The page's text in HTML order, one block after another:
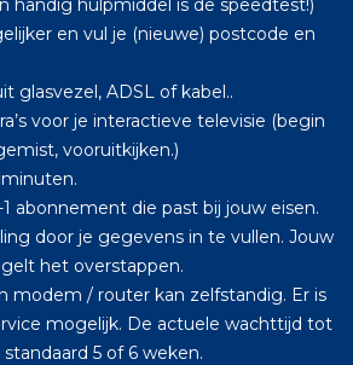
en vul je (nieuwe) postcode en
glasvezel, ADSL of kabel..
voor je interactieve televisie (begin
vooruitkijken.)
abonnement die past bij jouw eisen.
door je gegevens in te vullen. Jouw
het overstappen.
modem / router kan zelfstandig. Er is
mogelijk. De actuele wachttijd tot
5 of 6 weken.